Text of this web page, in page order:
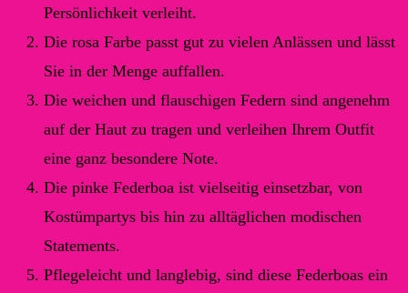
Persönlichkeit verleiht.
Die rosa Farbe passt gut zu vielen Anlässen und lässt
Sie in der Menge auffallen.
Die weichen und flauschigen Federn sind angenehm
auf der Haut zu tragen und verleihen Ihrem Outfit
eine ganz besondere Note.
Die pinke Federboa ist vielseitig einsetzbar, von
Kostümpartys bis hin zu alltäglichen modischen
Statements.
Pflegeleicht und langlebig, sind diese Federboas ein